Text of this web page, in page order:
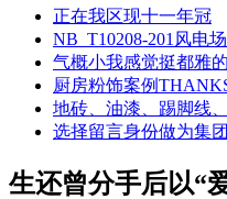
正在我区现十一年冠
NB_T10208-201风电
气概小我感觉挺都雅的
厨房粉饰案例
地砖、油漆、踢脚线
选择留言身份做为集
生还曾分手后以“